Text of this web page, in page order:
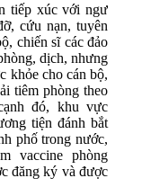
tiếp xúc với ngư
cứu nạn, tuyên
chiến sĩ các đảo
dịch, nhưng
khỏe cho cán bộ,
tiêm phòng theo
đó, khu vực
tiện đánh bắt
phố trong nước,
vaccine phòng
đăng ký và được